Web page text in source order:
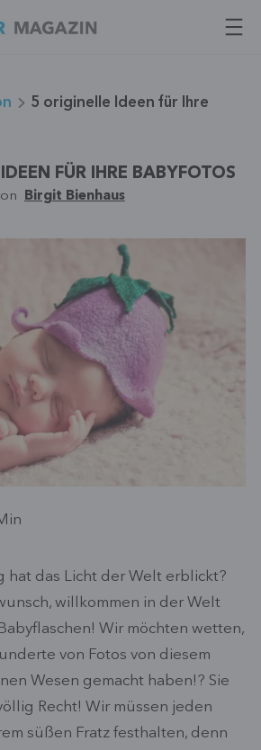
5 originelle Ideen für Ihre
FÜR IHRE BABYFOTOS
Birgit Bienhaus
hat das Licht der Welt erblickt?
willkommen in der Welt
Wir möchten wetten,
von Fotos von diesem
Wesen gemacht haben!? Sie
Recht! Wir müssen jeden
süßen Fratz festhalten, denn